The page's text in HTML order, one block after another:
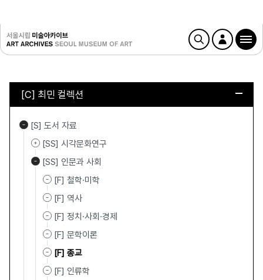
[C] 최민 컬렉션
[S] 도서 자료
[SS] 시각문화연구
[SS] 인문과 사회
[F] 철학·미학
[F] 역사
[F] 정치·사회·경제
[F] 문학이론
[F] 종교
[F] 인류학